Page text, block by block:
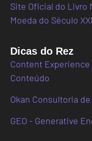
Site Oficial do Livro
Moeda do Século XXI
Dicas do Rez
Content Experience
Conteúdo
Okan Consultoria
GEO - Generative